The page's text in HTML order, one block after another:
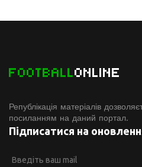
FOOTBALLONLINE
Републікація матеріалів
посиланням на даний портал.
Підписатися на